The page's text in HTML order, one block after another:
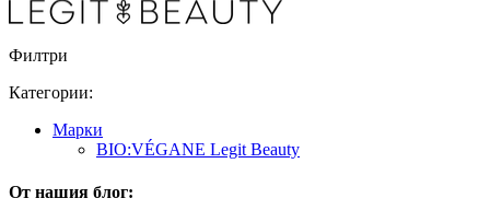
Филтри
Категории:
Марки
BIO:VÉGANE Legit Beauty
От нашия блог: